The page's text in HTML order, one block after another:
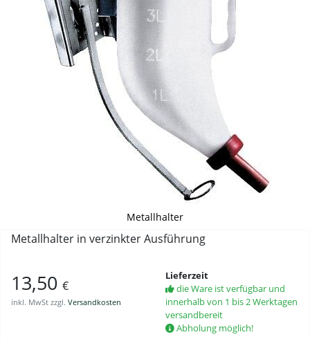
Metallhalter
Metallhalter in verzinkter Ausführung
13,50 €
inkl. MwSt zzgl. Versandkosten
Lieferzeit
die Ware ist verfügbar und
innerhalb von 1 bis 2 Werktagen
versandbereit
Abholung möglich!